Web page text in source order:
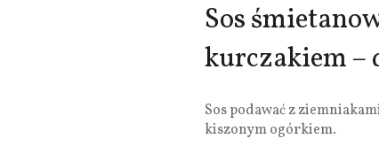
Sos
kurczakiem –
Sos podawać z
kiszonym ogórkiem.